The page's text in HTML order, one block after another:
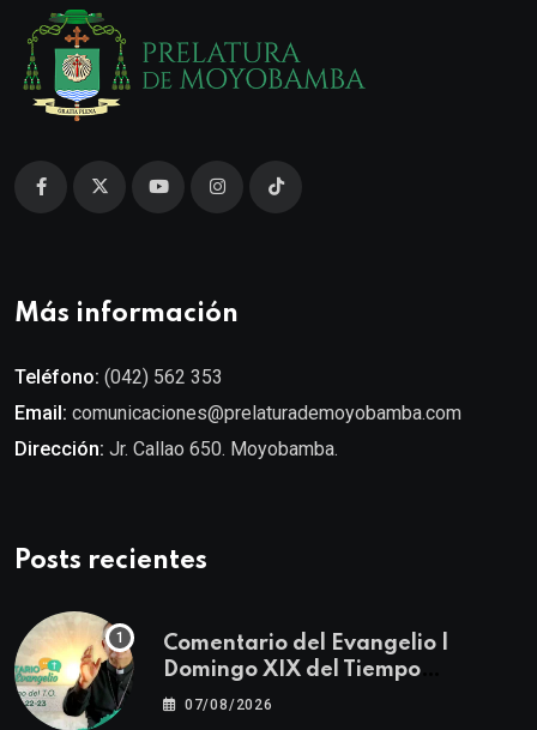
Más información
Teléfono: (042) 562 353
Email: comunicaciones@prelaturademoyobamba.com
Dirección: Jr. Callao 650. Moyobamba.
Posts recientes
Comentario del Evangelio |
Domingo XIX del Tiempo
Ordinario | Mateo 14, 22-23
07/08/2026